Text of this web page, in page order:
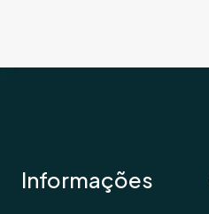
Informações